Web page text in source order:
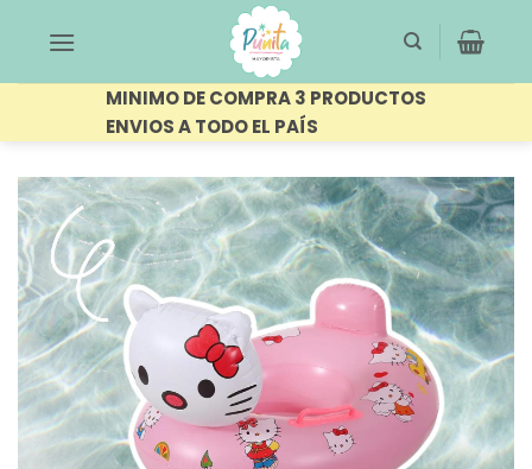
MINIMO DE COMPRA 3 PRODUCTOS
ENVIOS A TODO EL PAÍS